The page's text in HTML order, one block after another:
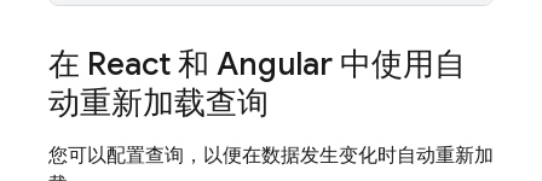
在 React 和 Angular 中使用自
动重新加载查询
您可以配置查询，以便在数据发生变化时自动重新加